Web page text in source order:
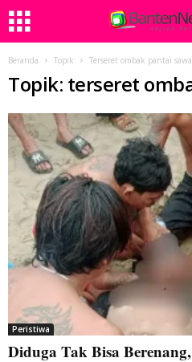
Beranda Topik Terseret ombak pantai
Topik: terseret
Peristiwa
Diduga Tak Bisa